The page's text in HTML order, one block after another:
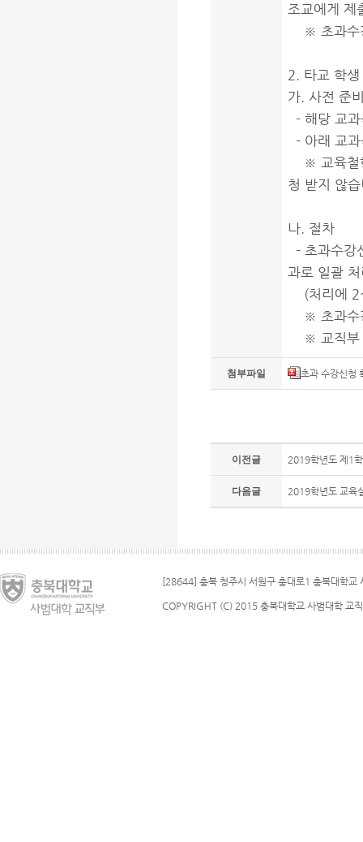
조교에게 제
※ 초과수
2. 타교 학생
가. 사전 준
- 해당 교
- 아래 교
※ 교육철
청 받지 않
나. 절차
- 초과수강
과로 일괄
(처리에
※ 초과수
※ 교직부
첨부파일 초과 수강신청
이전글 2019학년도 제1
다음글 2019학년도 교육
[28644] 충북 청주시 서원구 충대로1 충북대학
COPYRIGHT (C) 2015 충북대학교 사범대학 교